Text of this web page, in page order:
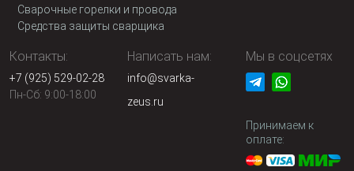
Сварочные горелки и провода
Средства защиты сварщика
Контакты:
+7 (925) 529-02-28
Пн-Сб: 9:00-18:00
Написать нам:
info@svarka-
zeus.ru
Мы в соцсетях
Принимаем к
оплате: